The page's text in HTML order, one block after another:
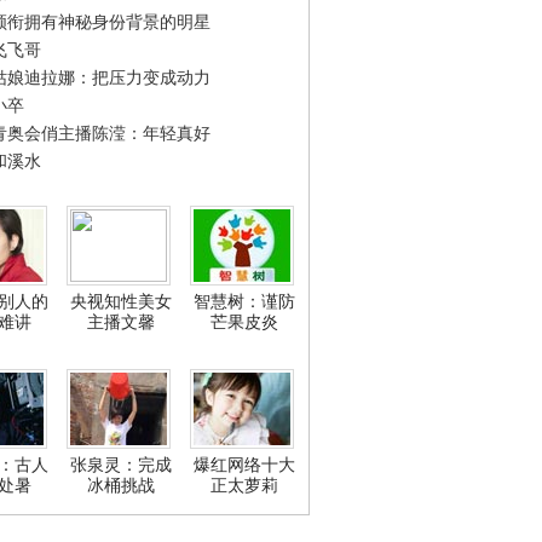
衔拥有神秘身份背景的明星
飞哥
娘迪拉娜：把压力变成动力
卒
奥会俏主播陈滢：年轻真好
溪水
人的
讲
央视知性美女
主播文馨
智慧树：谨防
芒果皮炎
古人
暑
张泉灵：完成
冰桶挑战
爆红网络十大
正太萝莉